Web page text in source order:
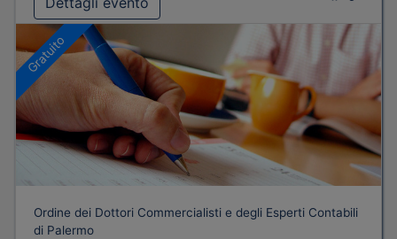
Gratuito
Ordine dei Dottori Commercialisti e degli Esperti Contabili
di Palermo